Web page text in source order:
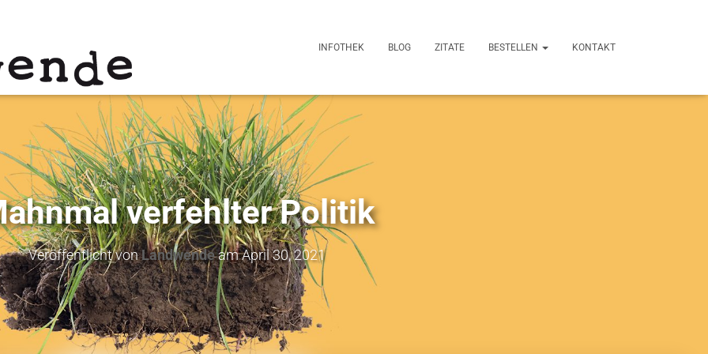
INFOTHEK BLOG ZITATE BESTELLEN KONTAKT
verfehlter Politik
Veröffentlicht vonLandwendeamApril 30, 2021